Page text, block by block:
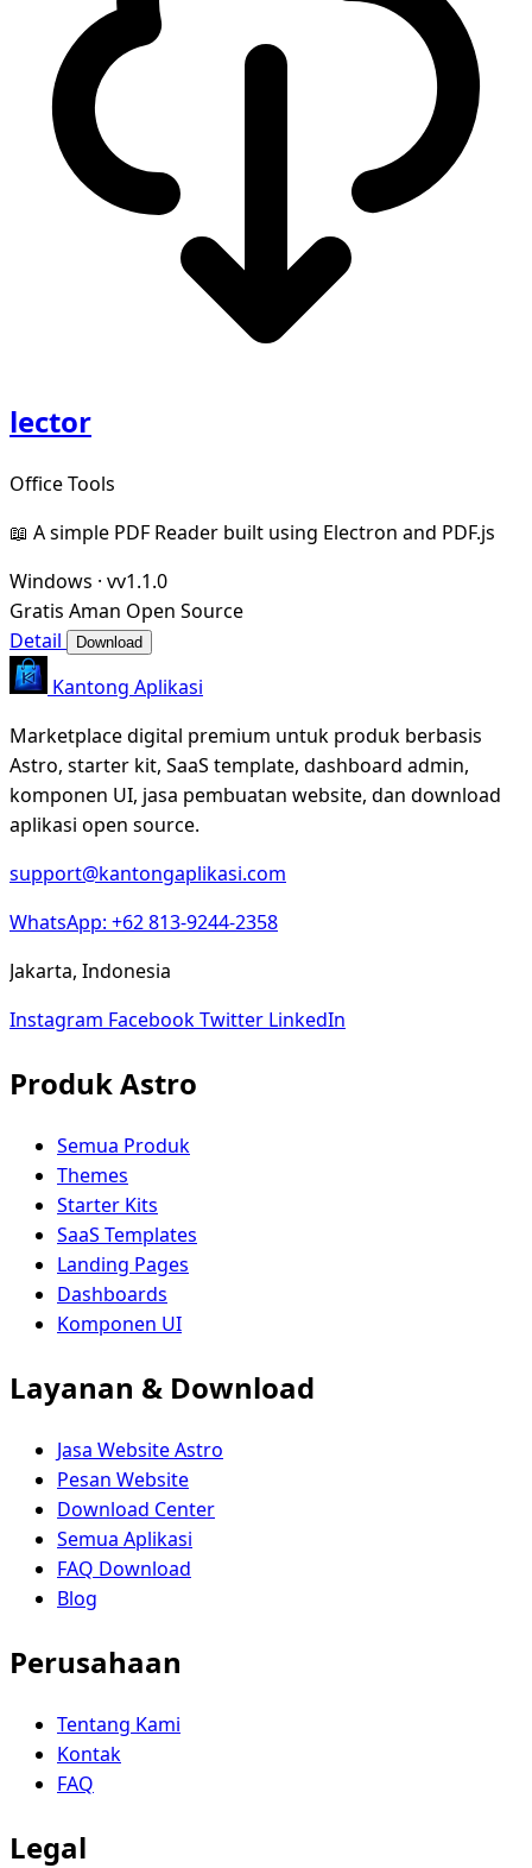
lector
Office Tools
📖 A simple PDF Reader built using Electron and PDF.js
Windows · vv1.1.0
Gratis Aman Open Source
Detail
Download
Kantong Aplikasi
Marketplace digital premium untuk produk berbasis
Astro, starter kit, SaaS template, dashboard admin,
komponen UI, jasa pembuatan website, dan download
aplikasi open source.
support@kantongaplikasi.com
WhatsApp: +62 813-9244-2358
Jakarta, Indonesia
Instagram FacebookTwitter LinkedIn
Produk Astro
Semua Produk
Themes
Starter Kits
SaaS Templates
Landing Pages
Dashboards
Komponen UI
Layanan & Download
Jasa Website Astro
Pesan Website
Download Center
Semua Aplikasi
FAQ Download
Blog
Perusahaan
Tentang Kami
Kontak
FAQ
Legal